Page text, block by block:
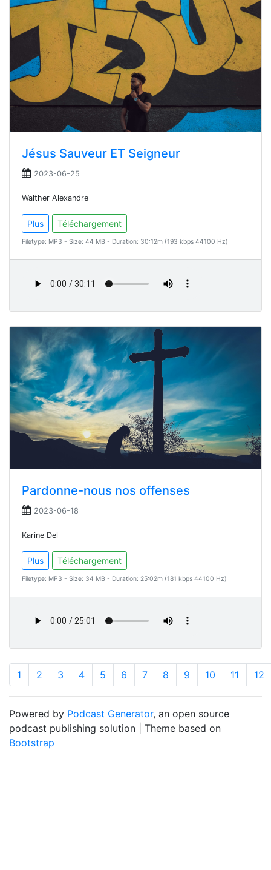
Jésus Sauveur ET Seigneur
2023-06-25
Walther Alexandre
Plus Téléchargement
Filetype: MP3 - Size: 44 MB - Duration: 30:12m (193 kbps 44100 Hz)
Pardonne-nous nos offenses
2023-06-18
Karine Del
Plus Téléchargement
Filetype: MP3 - Size: 34 MB - Duration: 25:02m (181 kbps 44100 Hz)
1 2 3 4 5 6 7 8 9 10 11 12
Powered by Podcast Generator, an open source
podcast publishing solution | Theme based on
Bootstrap